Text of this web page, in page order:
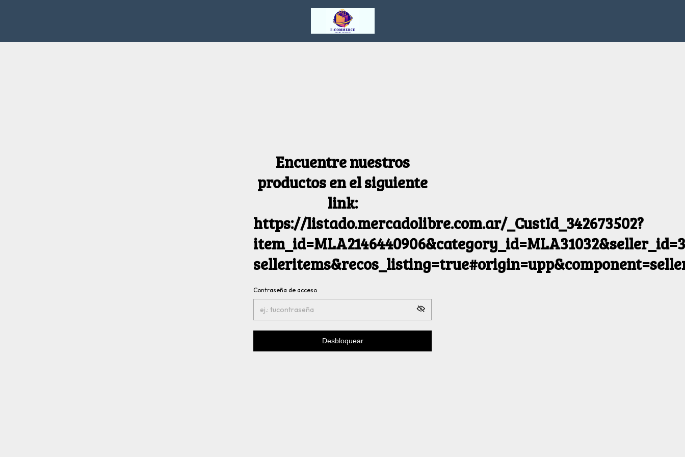
Encuentre nuestros
productos en el siguiente
link:
https://listado.mercadolibre.com.ar/_CustId_342673502?
Contraseña de acceso
Desbloquear